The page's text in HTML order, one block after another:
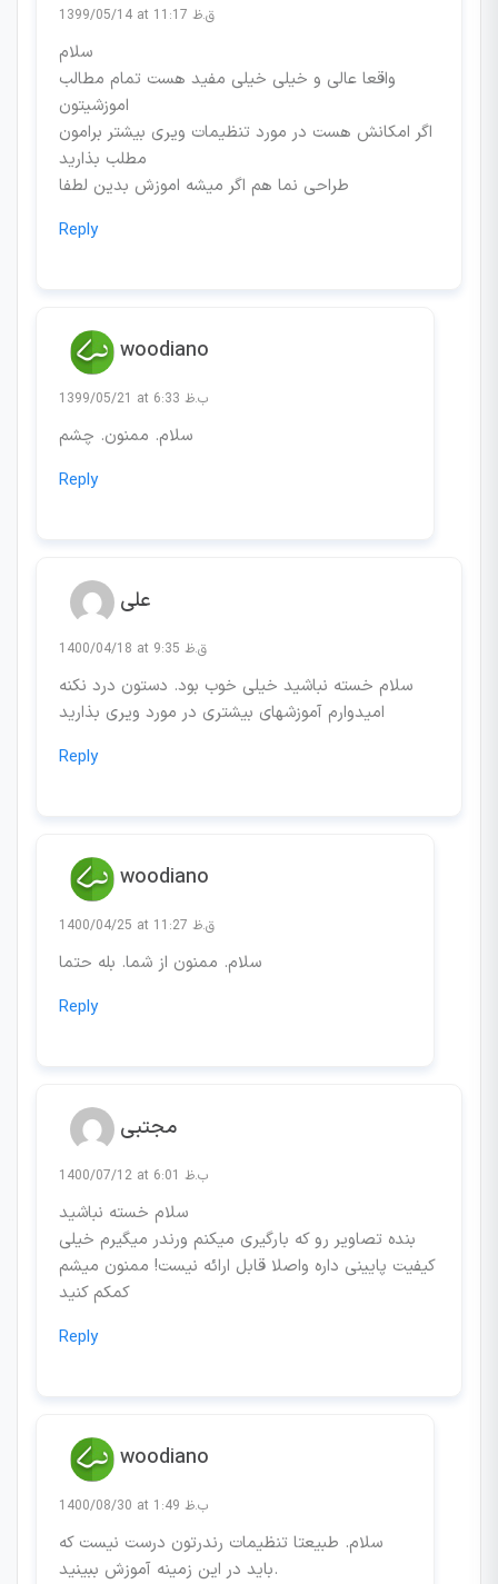
1399/05/14 at 11:17 ق.ظ
سلام
واقعا عالی و خیلی خیلی مفید هست تمام مطالب
اموزشیتون
اگر امکانش هست در مورد تنظیمات ویری بیشتر برامون
مطلب بذارید
طراحی نما هم اگر میشه اموزش بدین لطفا
Reply
woodiano
1399/05/21 at 6:33 ب.ظ
سلام. ممنون. چشم
Reply
علی
1400/04/18 at 9:35 ق.ظ
سلام خسته نباشید خیلی خوب بود. دستون درد نکنه
امیدوارم آموزشهای بیشتری در مورد ویری بذارید
Reply
woodiano
1400/04/25 at 11:27 ق.ظ
سلام. ممنون از شما. بله حتما
Reply
مجتبی
1400/07/12 at 6:01 ب.ظ
سلام خسته نباشید
بنده تصاویر رو که بارگیری میکنم ورندر میگیرم خیلی
کیفیت پایینی داره واصلا قابل ارائه نیست! ممنون میشم
کمکم کنید
Reply
woodiano
1400/08/30 at 1:49 ب.ظ
سلام. طبیعتا تنظیمات رندرتون درست نیست که
باید در این زمینه آموزش ببینید.